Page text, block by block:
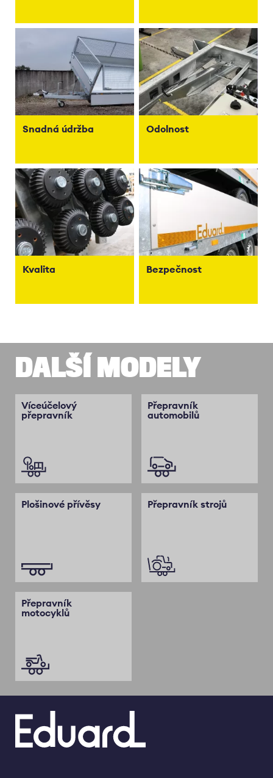
Snadná údržba Odolnost
Kvalita Bezpečnost
DALŠÍ MODELY
Víceúčelový
přepravník
Přepravník
automobilů
Plošinové přívěsy Přepravník strojů
Přepravník
motocyklů